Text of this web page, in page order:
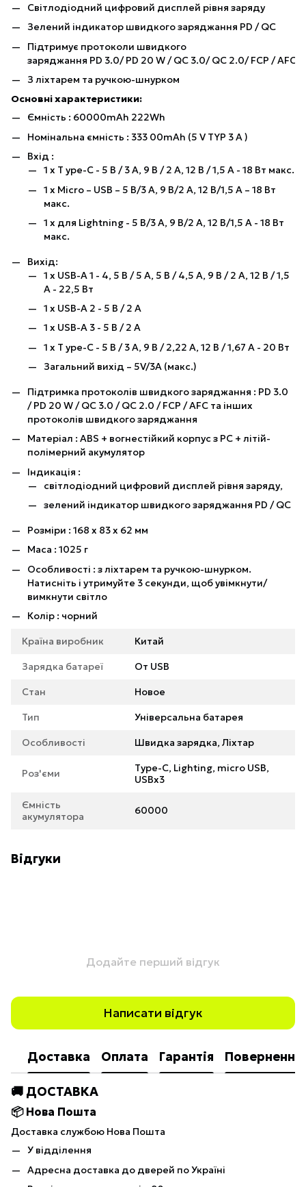
Світлодіодний цифровий дисплей рівня заряду
Зелений індикатор швидкого заряджання PD / QC
Підтримує протоколи швидкого
заряджання PD 3.0/ PD 20 W / QC 3.0/ QC 2.0/ FCP / AFC
З ліхтарем та ручкою-шнурком
Основні характеристики:
Ємність : 60000mAh 222Wh
Номінальна ємність : 333 00mAh (5 V TYP 3 A )
Вхід :
1 х T ype-C - 5 В / 3 А, 9 В / 2 А, 12 В / 1,5 А - 18 Вт макс.
1 х Micro – USB – 5 В/3 А, 9 В/2 А, 12 В/1,5 А – 18 Вт
макс.
1 х для Lightning - 5 В/3 А, 9 В/2 А, 12 В/1,5 А - 18 Вт
макс.
Вихід:
1 х USB-А 1 - 4, 5 В / 5 А, 5 В / 4,5 А, 9 В / 2 А, 12 В / 1,5
А - 22,5 Вт
1 х USB-А 2 - 5 В / 2 А
1 х USB-А 3 - 5 В / 2 А
1 х T ype-C - 5 В / 3 А, 9 В / 2,22 А, 12 В / 1,67 А - 20 Вт
Загальний вихід – 5V/3A (макс.)
Підтримка протоколів швидкого заряджання : PD 3.0
/ PD 20 W / QC 3.0 / QC 2.0 / FCP / AFC та інших
протоколів швидкого заряджання
Матеріал : ABS + вогнестійкий корпус з PC + літій-
полімерний акумулятор
Індикація :
світлодіодний цифровий дисплей рівня заряду,
зелений індикатор швидкого заряджання PD / QC
Розміри : 168 х 83 х 62 мм
Маса : 1025 г
Особливості : з ліхтарем та ручкою-шнурком.
Натисніть і утримуйте 3 секунди, щоб увімкнути/
вимкнути світло
Колір : чорний
Країна виробник Китай
Зарядка батареї От USB
Стан Новое
Тип Універсальна батарея
Особливості Швидка зарядка, Ліхтар
Роз'єми
Type-C, Lighting, micro USB,
USBx3
Ємність
акумулятора
60000
Відгуки
Додайте перший відгук
Написати відгук
Доставка Оплата Гарантія Повернення
🚚 ДОСТАВКА
📦 Нова Пошта
Доставка службою Нова Пошта
У відділення
Адресна доставка до дверей по Україні